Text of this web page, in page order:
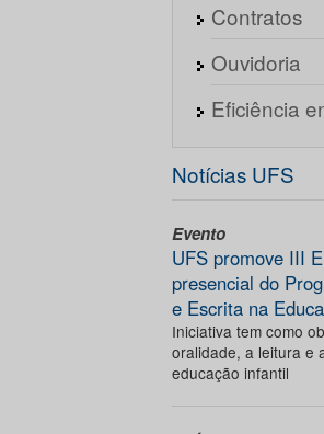
Contratos
Ouvidoria
Eficiência
Notícias UFS
Evento
UFS promove III
presencial do
e Escrita na
Iniciativa tem como
oralidade, a leitura e
educação infantil